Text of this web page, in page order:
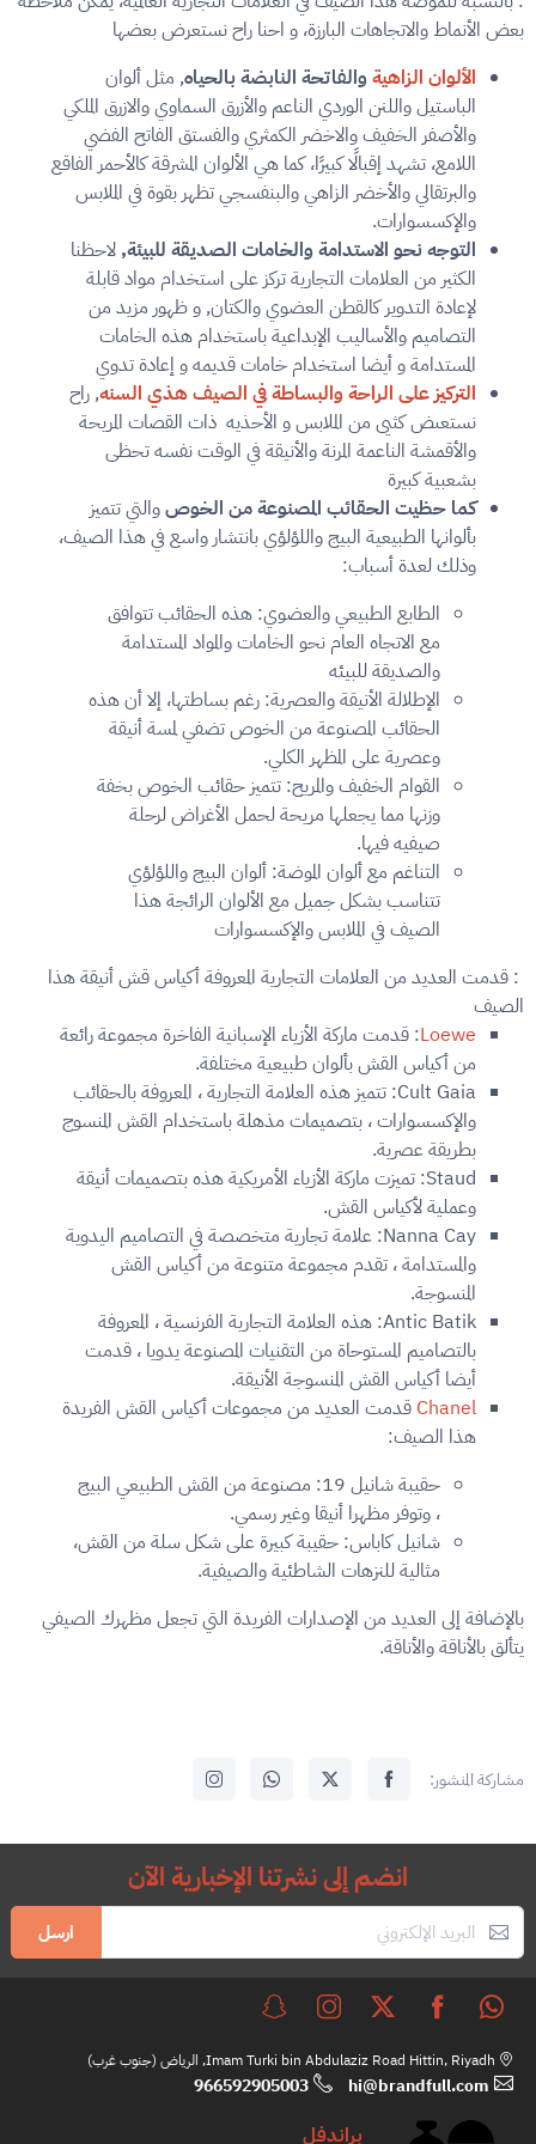
بعض الأنماط والاتجاهات البارزة، و احنا راح نستعرض بعضها
الألوان الزاهيةوالفاتحة النابضة بالحياه, مثل ألوان
الباستيل واللنن الوردي الناعم والأزرق السماوي والازرق الملكي
والأصفر الخفيف والاخضر الكمثري والفستق الفاتح الفضي
اللامع، تشهد إقبالًا كبيرًا، كما هي الألوان المشرقة كالأحمر الفاقع
والبرتقالي والأخضر الزاهي والبنفسجي تظهر بقوة في الملابس
والإكسسوارات.
التوجه نحو الاستدامة والخامات الصديقة للبيئة, لاحظنا
الكثير من العلامات التجارية تركز على استخدام مواد قابلة
لإعادة التدوير كالقطن العضوي والكتان, و ظهور مزيد من
التصاميم والأساليب الإبداعية باستخدام هذه الخامات
المستدامة و أيضا استخدام خامات قديمه و إعادة تدوي
التركيز على الراحة والبساطة في الصيف هذي السنه, راح
نستعىض كثيى من الملابس و الأحذيه ذات القصات المريحة
والأقمشة الناعمة المرنة والأنيقة في الوقت نفسه تحظى
بشعبية كبيرة
كما حظيت الحقائب المصنوعة من الخوصوالتي تتميز
بألوانها الطبيعية البيج واللؤلؤي بانتشار واسع في هذا الصيف،
وذلك لعدة أسباب:
الطابع الطبيعي والعضوي: هذه الحقائب تتوافق
مع الاتجاه العام نحو الخامات والمواد المستدامة
والصديقة للبيئه
الإطلالة الأنيقة والعصرية: رغم بساطتها، إلا أن هذه
الحقائب المصنوعة من الخوص تضفي لمسة أنيقة
وعصرية على المظهر الكلي.
القوام الخفيف والمريح: تتميز حقائب الخوص بخفة
وزنها مما يجعلها مريحة لحمل الأغراض لرحلة
صيفيه فيها.
التناغم مع ألوان الموضة: ألوان البيج واللؤلؤي
تتناسب بشكل جميل مع الألوان الرائجة هذا
الصيف في الملابس والإكسسوارات
: قدمت العديد من العلامات التجارية المعروفة أكياس قش أنيقة هذا
الصيف
Loewe: قدمت ماركة الأزياء الإسبانية الفاخرة مجموعة رائعة
من أكياس القش بألوان طبيعية مختلفة.
Cult Gaia: تتميز هذه العلامة التجارية ، المعروفة بالحقائب
والإكسسوارات ، بتصميمات مذهلة باستخدام القش المنسوج
بطريقة عصرية.
Staud: تميزت ماركة الأزياء الأمريكية هذه بتصميمات أنيقة
وعملية لأكياس القش.
Nanna Cay: علامة تجارية متخصصة في التصاميم اليدوية
والمستدامة ، تقدم مجموعة متنوعة من أكياس القش
المنسوجة.
Antic Batik: هذه العلامة التجارية الفرنسية ، المعروفة
بالتصاميم المستوحاة من التقنيات المصنوعة يدويا ، قدمت
أيضا أكياس القش المنسوجة الأنيقة.
Chanel قدمت العديد من مجموعات أكياس القش الفريدة
هذا الصيف:
حقيبة شانيل 19: مصنوعة من القش الطبيعي البيج
، وتوفر مظهرا أنيقا وغير رسمي.
شانيل كاباس: حقيبة كبيرة على شكل سلة من القش،
مثالية للنزهات الشاطئية والصيفية.
بالإضافة إلى العديد من الإصدارات الفريدة التي تجعل مظهرك الصيفي
يتألق بالأناقة والأناقة.
مشاركة المنشور:
انضم إلى نشرتنا الإخبارية الآن
ارسل
Imam Turki bin Abdulaziz Road Hittin, Riyadh, الرياض (جنوب غرب)
hi@brandfull.com
966592905003
براندفل